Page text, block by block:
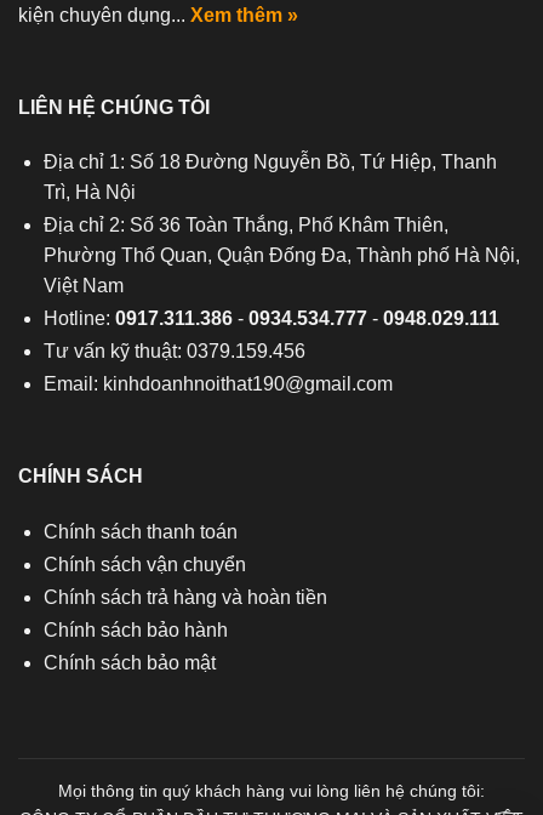
kiện chuyên dụng... Xem thêm »
LIÊN HỆ CHÚNG TÔI
Địa chỉ 1: Số 18 Đường Nguyễn Bồ, Tứ Hiệp, Thanh
Trì, Hà Nội
Địa chỉ 2: Số 36 Toàn Thắng, Phố Khâm Thiên,
Phường Thổ Quan, Quận Đống Đa, Thành phố Hà Nội,
Việt Nam
Hotline: 0917.311.386- 0934.534.777- 0948.029.111
Tư vấn kỹ thuật: 0379.159.456
Email: kinhdoanhnoithat190@gmail.com
CHÍNH SÁCH
Chính sách thanh toán
Chính sách vận chuyển
Chính sách trả hàng và hoàn tiền
Chính sách bảo hành
Chính sách bảo mật
Mọi thông tin quý khách hàng vui lòng liên hệ chúng tôi: